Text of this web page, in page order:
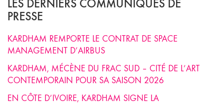
LES DERNIERS COMMUNIQUÉS DE
PRESSE
KARDHAM REMPORTE LE CONTRAT DE SPACE
MANAGEMENT D’AIRBUS
KARDHAM, MÉCÈNE DU FRAC SUD – CITÉ DE L’ART
CONTEMPORAIN POUR SA SAISON 2026
EN CÔTE D’IVOIRE, KARDHAM SIGNE LA